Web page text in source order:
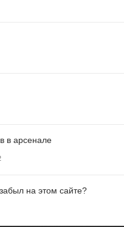
в арсенале
на этом сайте?